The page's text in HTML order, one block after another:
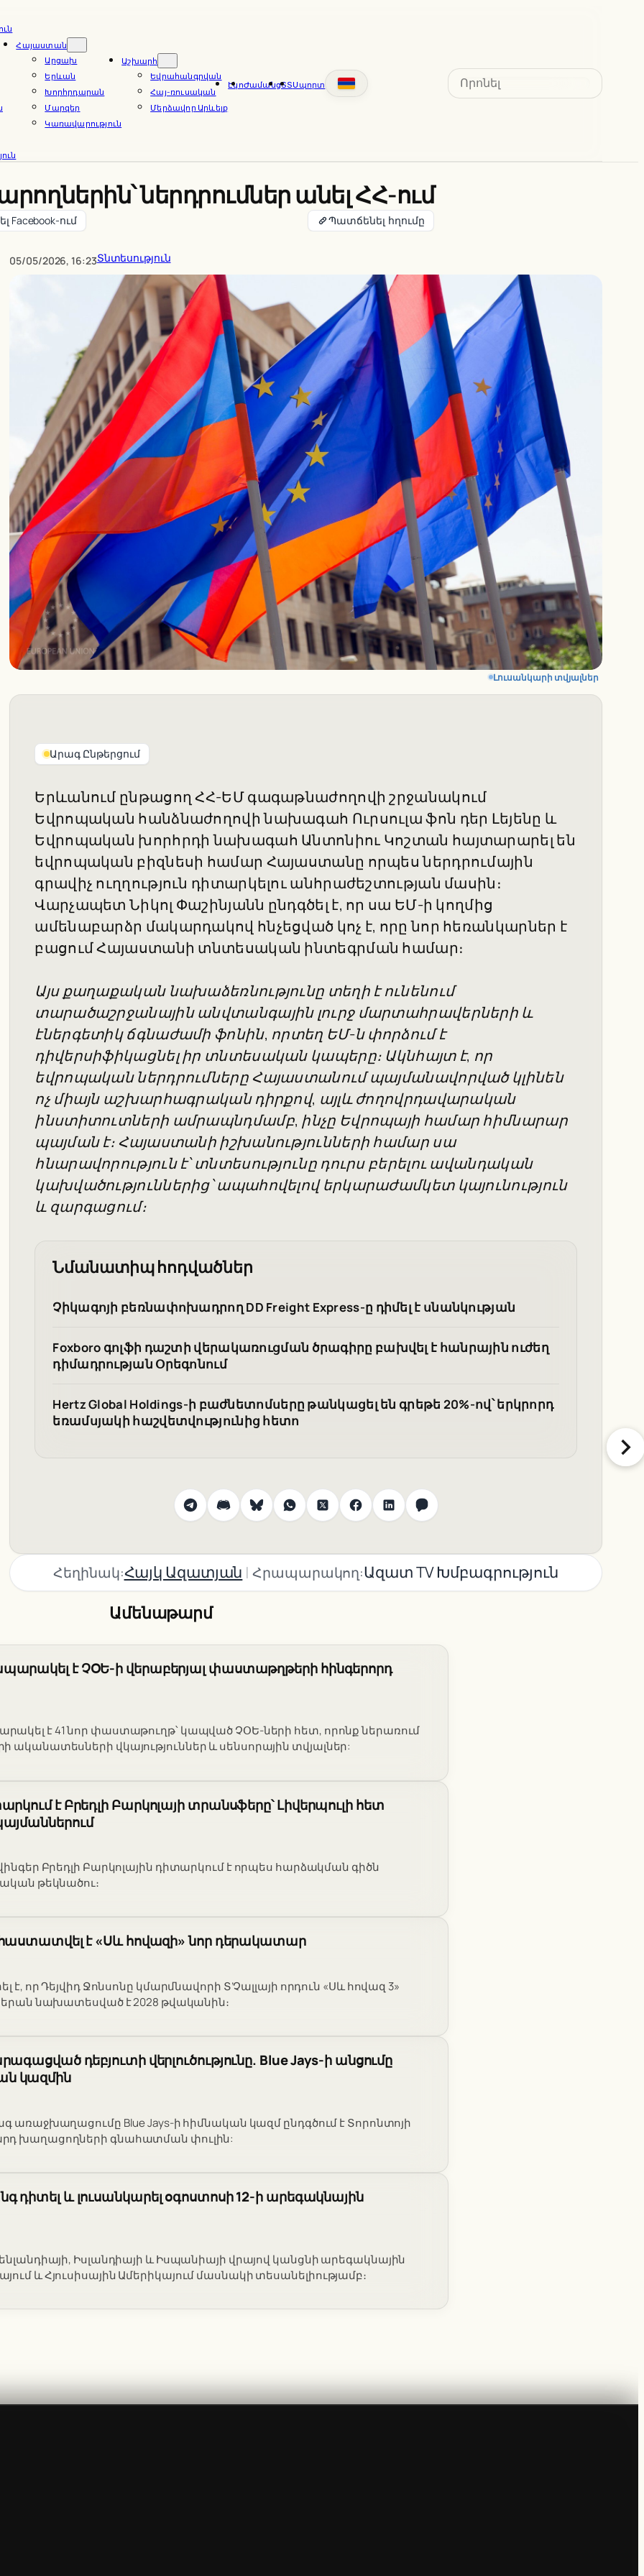
Հայաստան
Արցախ
Երևան
Խորհրդարան
Մարզեր
Կառավարություն
Աշխարհ
Եվրահանգրվան
Հայ-ռուսական
Մերձավոր Արևելք
ԷկոԺամանցՏՏՍպորտ
Search
ներդրումներ անել ՀՀ-ում
Facebook-ում Պատճենել հղումը
05/05/2026, 16:23Տնտեսություն
Լուսանկարի տվյալներ
Արագ Ընթերցում
Երևանում ընթացող ՀՀ-ԵՄ գագաթնաժողովի շրջանակում
Եվրոպական հանձնաժողովի նախագահ Ուրսուլա ֆոն դեր Լեյենը և
Եվրոպական խորհրդի նախագահ Անտոնիու Կոշտան հայտարարել են
եվրոպական բիզնեսի համար Հայաստանը որպես ներդրումային
գրավիչ ուղղություն դիտարկելու անհրաժեշտության մասին։
Վարչապետ Նիկոլ Փաշինյանն ընդգծել է, որ սա ԵՄ-ի կողմից
ամենաբարձր մակարդակով հնչեցված կոչ է, որը նոր հեռանկարներ է
բացում Հայաստանի տնտեսական ինտեգրման համար։
Այս քաղաքական նախաձեռնությունը տեղի է ունենում
տարածաշրջանային անվտանգային լուրջ մարտահրավերների և
էներգետիկ ճգնաժամի ֆոնին, որտեղ ԵՄ-ն փորձում է
դիվերսիֆիկացնել իր տնտեսական կապերը։ Ակնհայտ է, որ
եվրոպական ներդրումները Հայաստանում պայմանավորված կլինեն
ոչ միայն աշխարհագրական դիրքով, այլև ժողովրդավարական
ինստիտուտների ամրապնդմամբ, ինչը Եվրոպայի համար հիմնարար
պայման է։ Հայաստանի իշխանությունների համար սա
հնարավորություն է՝ տնտեսությունը դուրս բերելու ավանդական
կախվածություններից՝ ապահովելով երկարաժամկետ կայունություն
և զարգացում։
Նմանատիպ հոդվածներ
Չիկագոյի բեռնափոխադրող DD Freight Express-ը դիմել է սնանկության
Foxboro գոլֆի դաշտի վերակառուցման ծրագիրը բախվել է հանրային ուժեղ
դիմադրության Օրեգոնում
Hertz Global Holdings-ի բաժնետոմսերը թանկացել են գրեթե 20%-ով՝ երկրորդ
եռամսյակի հաշվետվությունից հետո
Հեղինակ:Հայկ Ազատյան | Հրապարակող:Ազատ TV Խմբագրություն
Ամենաթարմ
է ՉՕԵ-ի վերաբերյալ փաստաթղթերի հինգերորդ
է 41 նոր փաստաթուղթ՝ կապված ՉՕԵ-ների հետ, որոնք ներառում
ականատեսների վկայություններ և սենսորային տվյալներ:
է Բրեդլի Բարկոլայի տրանսֆերը՝ Լիվերպուլի հետ
Բրեդլի Բարկոլային դիտարկում է որպես հարձակման գիծն
թեկնածու։
հաստատվել է «Սև հովազի» նոր դերակատար
է, որ Դեյվիդ Ջոնսոնը կմարմնավորի Տ’Չալլայի որդուն «Սև հովազ 3»
նախատեսված է 2028 թվականին։
դեբյուտի վերլուծությունը. Blue Jays-ի անցումը
կազմին
առաջխաղացումը Blue Jays-ի հիմնական կազմ ընդգծում է Տորոնտոյի
խաղացողների գնահատման փուլին:
դիտել և լուսանկարել օգոստոսի 12-ի արեգակնային
Իսլանդիայի և Իսպանիայի վրայով կանցնի արեգակնային
և Հյուսիսային Ամերիկայում մասնակի տեսանելիությամբ։